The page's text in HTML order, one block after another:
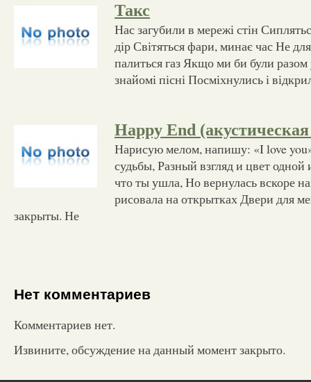
Такс
Нас загубили в мережі стін
дір Світяться фари, минає час Не
палиться газ Якщо ми би були разом
знайомі пісні Посміхнулись і
Happy Еnd
Нарисую мелом, напишу: «I love
судьбы, Разный взгляд и цвет
что ты ушла, Но вернулась вскоре
рисовала на открытках Двери для
закрыты. Не
Нет комментариев
Комментариев нет.
Извините, обсуждение на данный момент закрыто.